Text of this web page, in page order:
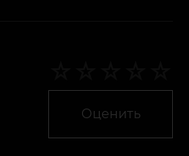
Оценить